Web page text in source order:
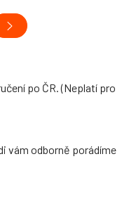
po ČR. (Neplatí pro
vám odborně porádíme